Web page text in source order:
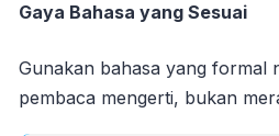
Gaya Bahasa yang Sesuai
Gunakan bahasa yang formal
pembaca mengerti, bukan